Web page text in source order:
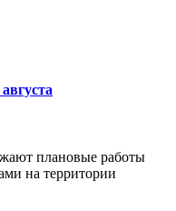
плановые работы
на территории